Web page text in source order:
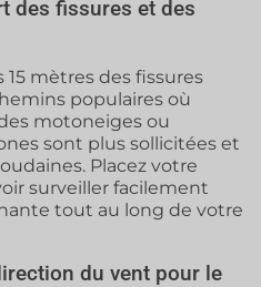
des fissures et des
mètres des fissures
populaires où
motoneiges ou
sont plus sollicitées et
Placez votre
surveiller facilement
tout au long de votre
du vent pour le